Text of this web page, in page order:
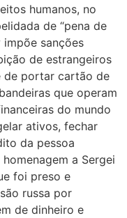
humanos, no
de “pena de
impõe sanções
de estrangeiros
de portar cartão de
que operam
do mundo
ativos, fechar
da pessoa
a Sergei
foi preso e
russa por
de dinheiro e